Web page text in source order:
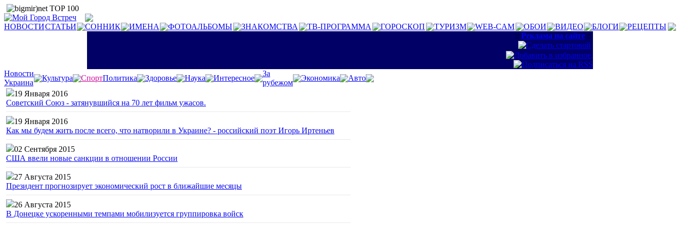
НОВОСТИСТАТЬИ СОННИК ИМЕНА ФОТОАЛЬБОМЫ ЗНАКОМСТВА ТВ-ПРОГРАММА ГОРОСКОП ТУРИЗМ WEB-CAM ОБОИ ВИДЕО БЛОГИ
РЕЦЕПТЫ
:: Реклама на сайте ::
Новости
Украина
Культура СпортПолитика Здоровье Наука Интересное
За
рубежом
Экономика
Авто
19 Января 2016
Советский Союз - затянувшийся на 70 лет фильм ужасов.
19 Января 2016
Как мы будем жить после всего, что натворили в Украине? - российский поэт Игорь Иртеньев
02 Сентября 2015
США ввели новые санкции в отношении России
27 Августа 2015
Президент прогнозирует экономический рост в ближайшие месяцы
26 Августа 2015
В Донецке ускоренными темпами мобилизуется группировка войск